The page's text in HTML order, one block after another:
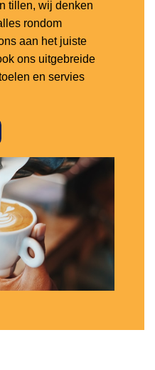
tillen, wij denken
rondom
aan het juiste
ons uitgebreide
en servies